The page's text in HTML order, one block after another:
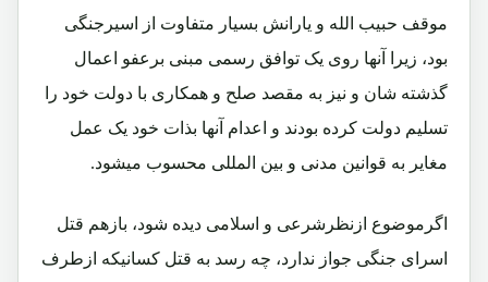
موقف حبیب الله و یارانش بسیار متفاوت از اسیرجنگی
بود، زیرا آنها روی یک توافق رسمی مبنی برعفو اعمال
گذشته شان و نیز به مقصد صلح و همکاری با دولت خود را
تسلیم دولت کرده بودند و اعدام آنها بذات خود یک عمل
مغایر به قوانین مدنی و بین المللی محسوب میشود.
اگرموضوع ازنظرشرعی و اسلامی دیده شود، بازهم قتل
اسرای جنگی جواز ندارد، چه رسد به قتل کسانیکه ازطرف